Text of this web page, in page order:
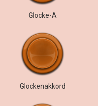
Glocke-A
Glockenakkord